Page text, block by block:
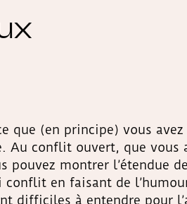
que (en principe) vous
Au conflit ouvert, que vous
montrer l’étendue
conflit en faisant de
difficiles à entendre pour